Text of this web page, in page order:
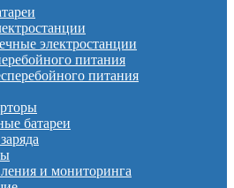
электростанции
питания
питания
батареи
и мониторинга